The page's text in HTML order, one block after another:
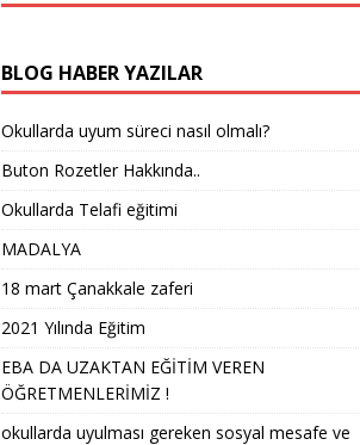
BLOG HABER YAZILAR
Okullarda uyum süreci nasıl olmalı?
Buton Rozetler Hakkında..
Okullarda Telafi eğitimi
MADALYA
18 mart Çanakkale zaferi
2021 Yılında Eğitim
EBA DA UZAKTAN EĞİTİM VEREN
ÖĞRETMENLERİMİZ !
okullarda uyulması gereken sosyal mesafe ve